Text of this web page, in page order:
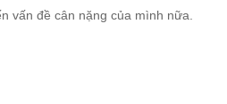
vấn đề cân nặng của mình nữa.